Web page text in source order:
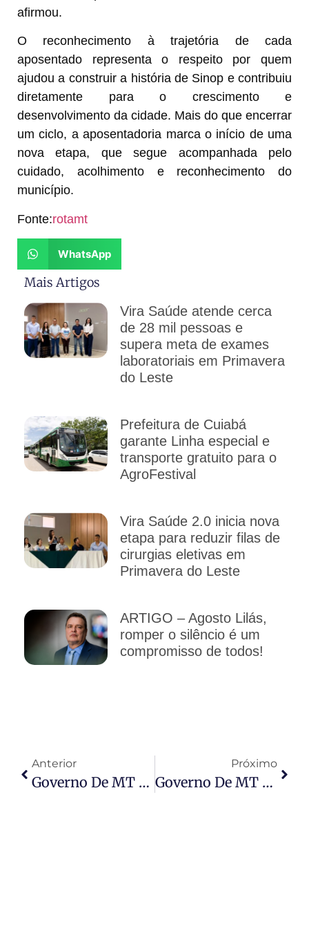
afirmou.
O reconhecimento à trajetória de cada
aposentado representa o respeito por quem
ajudou a construir a história de Sinop e contribuiu
diretamente para o crescimento e
desenvolvimento da cidade. Mais do que encerrar
um ciclo, a aposentadoria marca o início de uma
nova etapa, que segue acompanhada pelo
cuidado, acolhimento e reconhecimento do
município.
Fonte:rotamt
WhatsApp
Mais Artigos
Vira Saúde atende cerca
de 28 mil pessoas e
supera meta de exames
laboratoriais em Primavera
do Leste
Prefeitura de Cuiabá
garante Linha especial e
transporte gratuito para o
AgroFestival
Vira Saúde 2.0 inicia nova
etapa para reduzir filas de
cirurgias eletivas em
Primavera do Leste
ARTIGO – Agosto Lilás,
romper o silêncio é um
compromisso de todos!
Anterior
Governo De MT Entrega 47 Novas Viaturas Da Patrulha Maria Da Penha E Alcança 100% Dos Municípios
Próximo
Governo De MT Entrega 130 Moradias Em Várzea Grande Com Apoio Do Programa SER Família Habitação